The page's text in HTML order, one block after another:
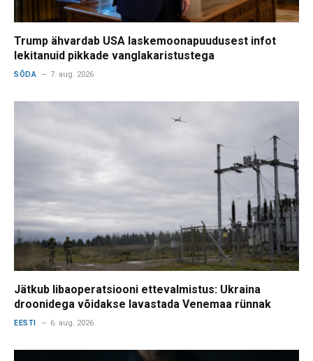
Trump ähvardab USA laskemoonapuudusest infot
lekitanuid pikkade vanglakaristustega
SÕDA 7. aug. 2026
Jätkub libaoperatsiooni ettevalmistus: Ukraina
droonidega võidakse lavastada Venemaa rünnak
EESTI 6. aug. 2026